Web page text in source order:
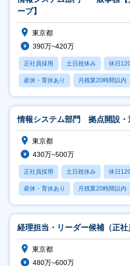
ープ】
東京都
390万~420万
正社員採用 土日祝休み 休日
産休・育休あり 月残業20時間以内
情報システム部門 拠点開設・
東京都
430万~500万
正社員採用 土日祝休み 休日
産休・育休あり 月残業20時間以内
経理担当・リーダー候補（正社
東京都
480万~600万